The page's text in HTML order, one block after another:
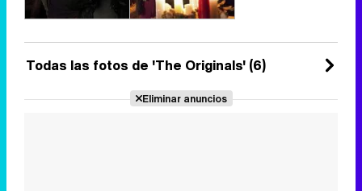
Todas las fotos de 'The Originals' (6)
Eliminar anuncios